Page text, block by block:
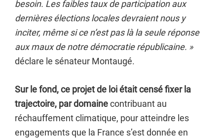
besoin. Les faibles taux de participation aux
dernières élections locales devraient nous y
inciter, même si ce n’est pas là la seule réponse
aux maux de notre démocratie républicaine. »
déclare le sénateur Montaugé.
Sur le fond, ce projet de loi était censé fixer la
trajectoire, par domainecontribuant au
réchauffement climatique, pour atteindre les
engagements que la France s’est donnée en